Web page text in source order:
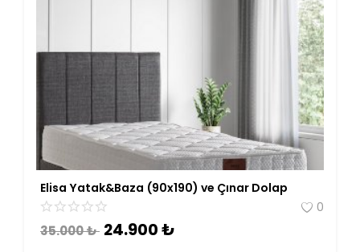
Yemek Odası
Dolap
Antre
Çalışma Odası
Genç Odası
Elisa Yatak&Baza (90x190) ve Çınar Dolap
0
35.000₺ 24.900₺